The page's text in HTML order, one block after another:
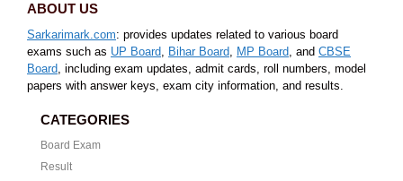
ABOUT US
Sarkarimark.com: provides updates related to various board
exams such as UP Board, Bihar Board, MP Board, and CBSE
Board, including exam updates, admit cards, roll numbers, model
papers with answer keys, exam city information, and results.
CATEGORIES
Board Exam
Result